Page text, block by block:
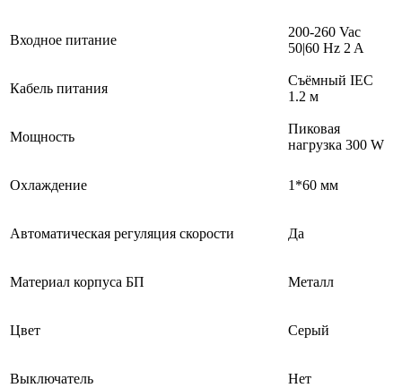
Входное питание
200-260 Vac
50|60 Hz 2 A
Кабель питания
Съёмный IEC
1.2 м
Мощность
Пиковая
нагрузка 300 W
Охлаждение 1*60 мм
Автоматическая регуляция скорости Да
Материал корпуса БП Металл
Цвет Серый
Выключатель Нет